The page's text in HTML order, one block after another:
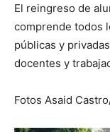
El reingreso de
comprende todos
públicas y
docentes y
Fotos Asaid